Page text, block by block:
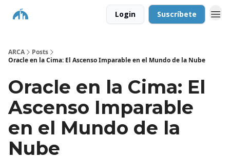
Login Suscríbete
ARCA
Posts
Oracle en la Cima: El Ascenso Imparable en el Mundo de la Nube
Oracle en la Cima: El
Ascenso Imparable
en el Mundo de la
Nube